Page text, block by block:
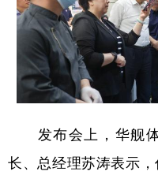
学术中国 乡村振兴
城市 旅游
彩票
公益 一带一路
文化产业
发布会上，华舰体
长、总经理苏涛表示